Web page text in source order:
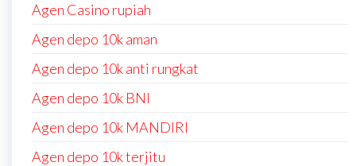
Agen Casino rupiah
Agen depo 10k aman
Agen depo 10k anti rungkat
Agen depo 10k BNI
Agen depo 10k MANDIRI
Agen depo 10k terjitu